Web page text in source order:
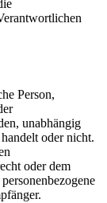
Person,
unabhängig
oder nicht.
oder dem